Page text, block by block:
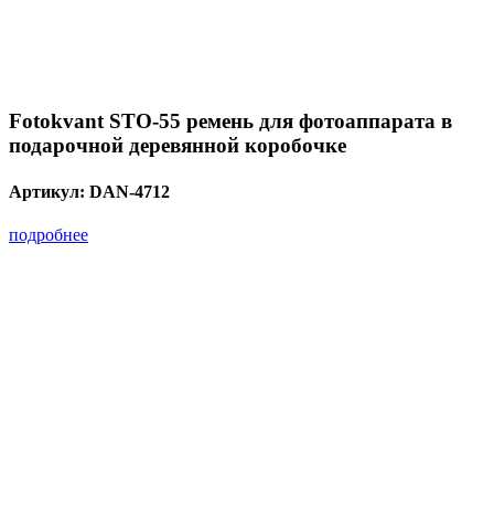
Fotokvant STO-55 ремень для фотоаппарата в
подарочной деревянной коробочке
Артикул: DAN-4712
подробнее